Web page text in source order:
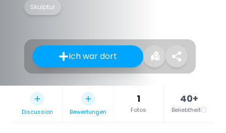
Skulptur
Ich war dort
Discussion Bewertungen
1
Fotos
40+
Beliebtheit